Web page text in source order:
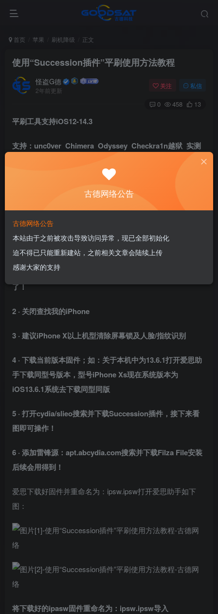
首页 苹果 刷机降级 正文
使用“Succession插件”平刷使用方法教程
怪盗G德
2年前更新
关注 私信
0 458 13
平刷工具支持iOS12-14.3
支持：unc0ver Chimera Odyssey Checkra1n越狱 实测
技准备在越狱一次获取所有图片为大家演示！
Succession源地址：
准备资料：
1 · 首先越狱，这个就是废话！不能越狱的此文章基本不用看
了！
2 · 关闭查找我的iPhone
3 · 建议iPhone X以上机型清除屏幕锁及人脸/指纹识别
4 · 下载当前版本固件；如：关于本机中为13.6.1打开爱思助
手下载同型号版本，型号iPhone Xs现在系统版本为
iOS13.6.1系统去下载同型同版
5 · 打开cydia/slieo搜索并下载Succession插件，接下来看
图即可操作！
6 · 添加雷锋源：apt.abcydia.com搜索并下载Filza File安装
后续会用得到！
爱思下载好固件并重命名为：ipsw.ipsw打开爱思助手如下
图：
将下载好的ipasw固件重命名为：ipsw.ipsw导入
古德网络公告
古德网络公告
本站由于之前被攻击导致访问异常，现已全部初始化
迫不得已只能重新建站，之前相关文章会陆续上传
感谢大家的支持